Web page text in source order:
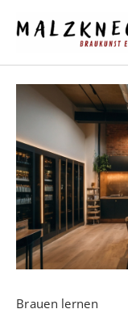
Inhalt
Brauen lernen